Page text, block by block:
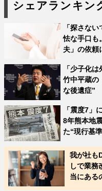
シェアランキン
「探さな
怯な手口も
夫」の依頼
「少子化
竹中平蔵の
な後遺症”
「震度7」
8年熊本地
た“現行基
我が社も
しで業務
当にある